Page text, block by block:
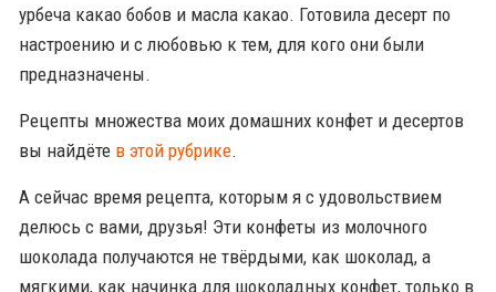
урбеча какао бобов и масла какао. Готовила десерт по
настроению и с любовью к тем, для кого они были
предназначены.
Рецепты множества моих домашних конфет и десертов
вы найдёте в этой рубрике.
А сейчас время рецепта, которым я с удовольствием
делюсь с вами, друзья! Эти конфеты из молочного
шоколада получаются не твёрдыми, как шоколад, а
мягкими, как начинка для шоколадных конфет, только в